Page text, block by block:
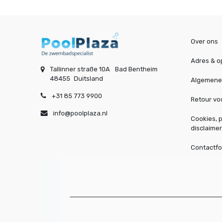
Tallinner straße 10A
Bad Bentheim
48455 Duitsland
+31 85 773 9900
info@poolplaza.nl
Over ons
Adres &
Retour
Cookies,